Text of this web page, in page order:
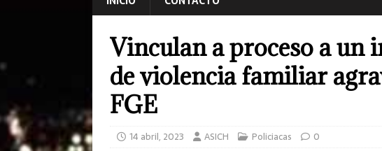
Vinculan a proceso a un
de violencia familiar
FGE
14 abril, 2023 ASICH Policiacas 0